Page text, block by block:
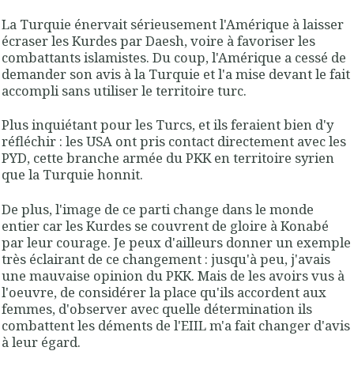
La Turquie énervait sérieusement l'Amérique à laisser
écraser les Kurdes par Daesh, voire à favoriser les
combattants islamistes. Du coup, l'Amérique a cessé de
demander son avis à la Turquie et l'a mise devant le fait
accompli sans utiliser le territoire turc.
Plus inquiétant pour les Turcs, et ils feraient bien d'y
réfléchir : les USA ont pris contact directement avec les
PYD, cette branche armée du PKK en territoire syrien
que la Turquie honnit.
De plus, l'image de ce parti change dans le monde
entier car les Kurdes se couvrent de gloire à Konabé
par leur courage. Je peux d'ailleurs donner un exemple
très éclairant de ce changement : jusqu'à peu, j'avais
une mauvaise opinion du PKK. Mais de les avoirs vus à
l'oeuvre, de considérer la place qu'ils accordent aux
femmes, d'observer avec quelle détermination ils
combattent les déments de l'EIIL m'a fait changer d'avis
à leur égard.